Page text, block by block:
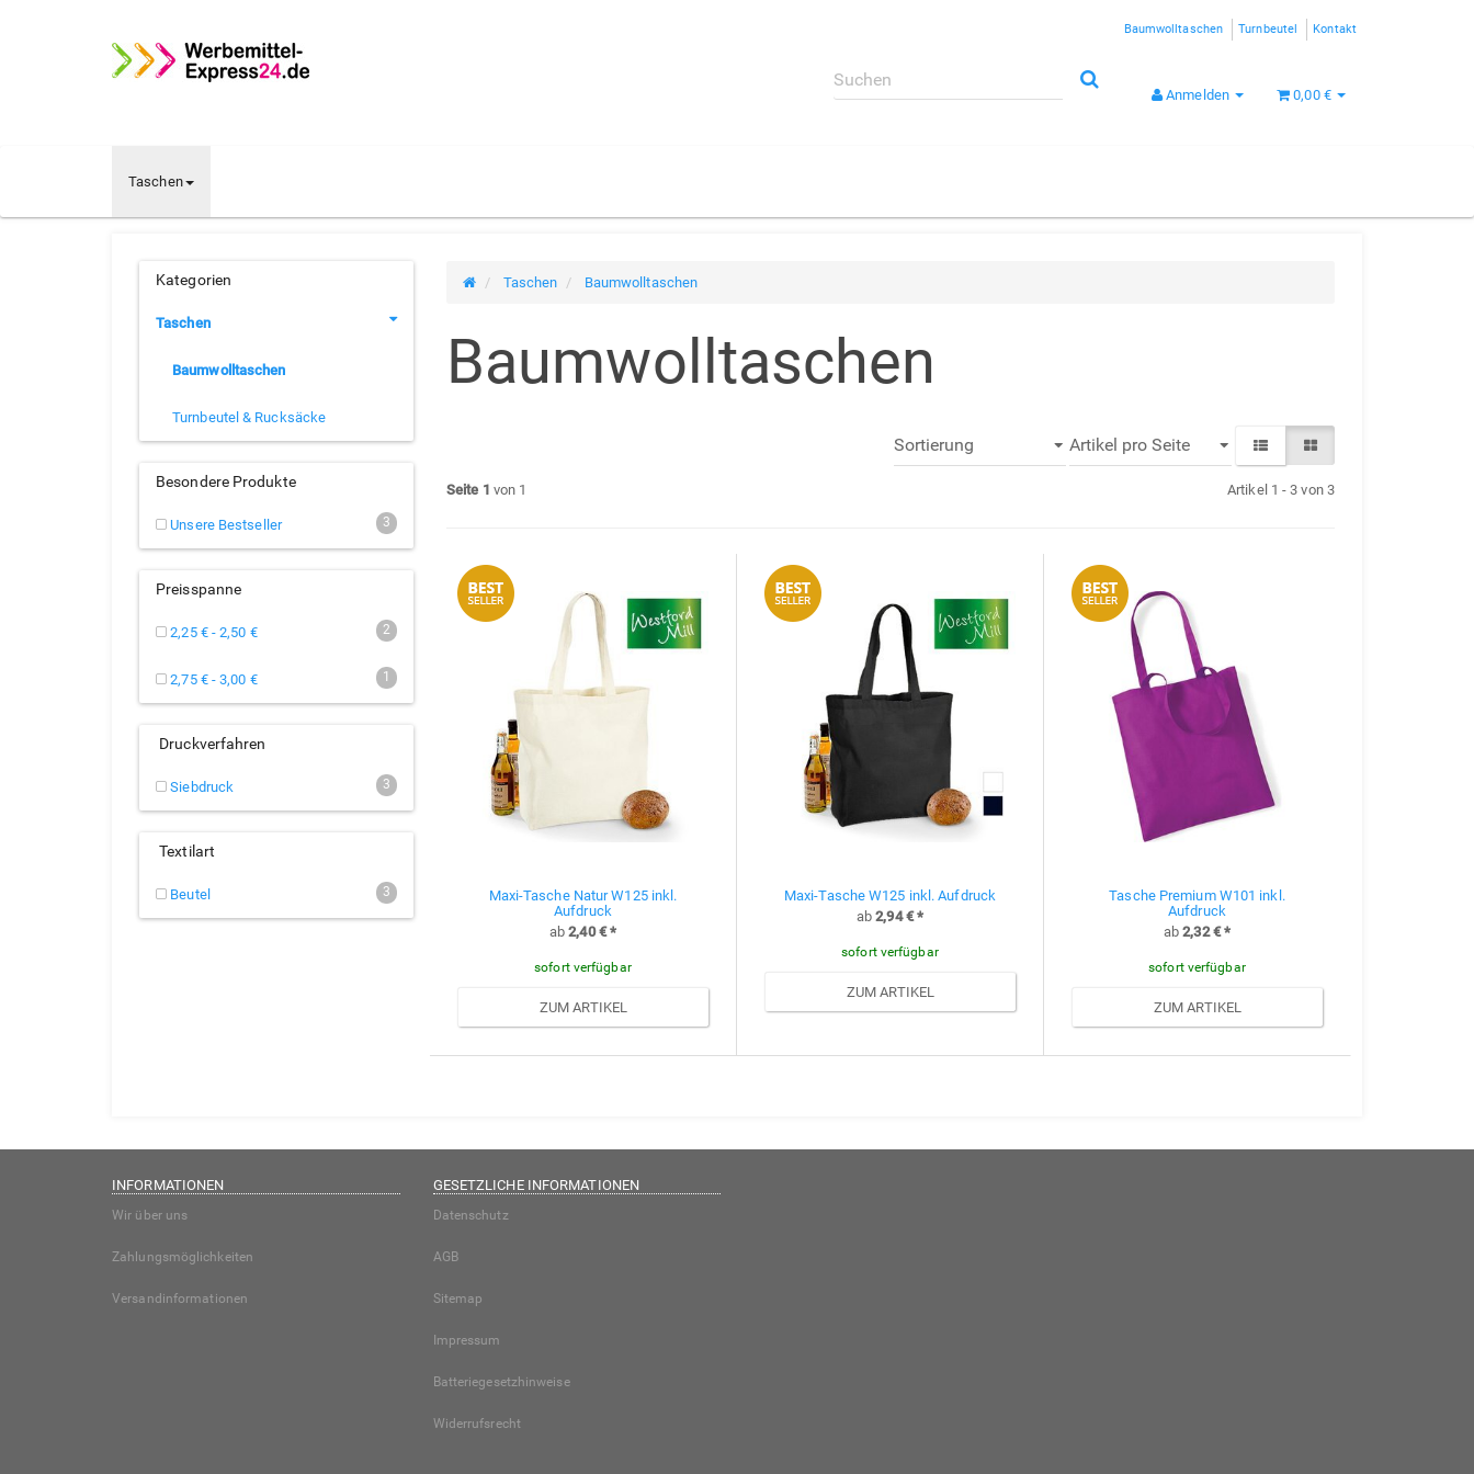
Baumwolltaschen Turnbeutel Kontakt
Anmelden 0,00 €
Taschen
Taschen Baumwolltaschen
Baumwolltaschen
Seite 1 von 1 Artikel 1 - 3 von 3
Maxi-Tasche Natur W125 inkl.
Aufdruck
ab2,40 € *
sofort verfügbar
ZUM ARTIKEL
Maxi-Tasche W125 inkl. Aufdruck
ab2,94 € *
sofort verfügbar
ZUM ARTIKEL
Tasche Premium W101 inkl.
Aufdruck
ab2,32 € *
sofort verfügbar
ZUM ARTIKEL
Kategorien
Taschen
Baumwolltaschen
Turnbeutel & Rucksäcke
Besondere Produkte
3
Unsere Bestseller
Preisspanne
2
2,25 € - 2,50 €
1
2,75 € - 3,00 €
Druckverfahren
3
Siebdruck
Textilart
3
Beutel
INFORMATIONEN
Wir über uns
Zahlungsmöglichkeiten
Versandinformationen
GESETZLICHE INFORMATIONEN
Datenschutz
AGB
Sitemap
Impressum
Batteriegesetzhinweise
Widerrufsrecht